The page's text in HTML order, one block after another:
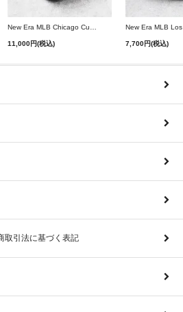
11,000円(税込) 7,700円(税込)
取引法に基づく表記